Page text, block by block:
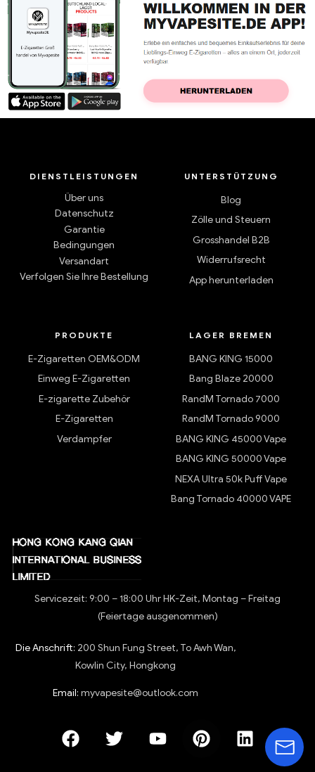
DIENSTLEISTUNGEN
Über uns
Datenschutz
Garantie
Bedingungen
Versandart
Verfolgen Sie Ihre Bestellung
UNTERSTÜTZUNG
Blog
Zölle und Steuern
Grosshandel B2B
Widerrufsrecht
App herunterladen
PRODUKTE
E-Zigaretten OEM&ODM
Einweg E-Zigaretten
E-zigarette Zubehör
E-Zigaretten
Verdampfer
LAGER BREMEN
BANG KING 15000
Bang Blaze 20000
RandM Tornado 7000
RandM Tornado 9000
BANG KING 45000 Vape
BANG KING 50000 Vape
NEXA Ultra 50k Puff Vape
Bang Tornado 40000 VAPE
Servicezeit: 9:00 – 18:00 Uhr HK-Zeit, Montag – Freitag
(Feiertage ausgenommen)
Die Anschrift: 200 Shun Fung Street, To Awh Wan,
Kowlin City, Hongkong
Email: myvapesite@outlook.com